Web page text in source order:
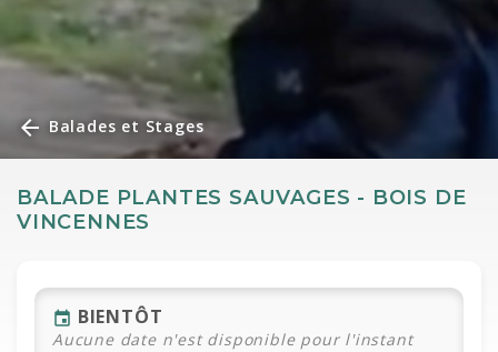
arrow_back Balades et Stages
BALADE PLANTES SAUVAGES - BOIS DE
VINCENNES
event BIENTÔT
Aucune date n'est disponible pour l'instant